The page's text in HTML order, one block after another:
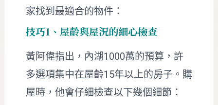
家找到最適合的物件：
技巧1、屋齡與屋況的細心檢查
黃阿偉指出，內湖1000萬的預算，許
多選項集中在屋齡15年以上的房子。購
屋時，他會仔細檢查以下幾個細節：